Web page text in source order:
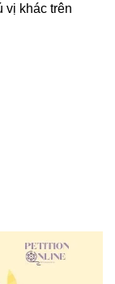
vị khác trên